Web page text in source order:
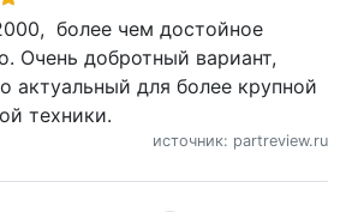
более чем достойное
Очень добротный вариант,
актуальный для более крупной
техники.
источник: partreview.ru